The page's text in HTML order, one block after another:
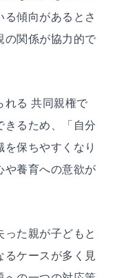
る傾向があるとさ
の関係が協力的で
れる 共同親権で
きるため、「自分
を保ちやすくなり
や養育への意欲が
た親が子どもと
るケースが多く見